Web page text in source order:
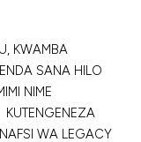
KWAMBA
SANA HILO
NIME
WA LEGACY